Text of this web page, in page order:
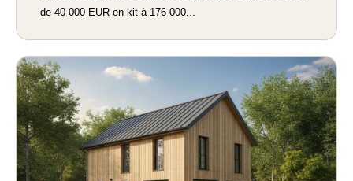
de 40 000 EUR en kit à 176 000...